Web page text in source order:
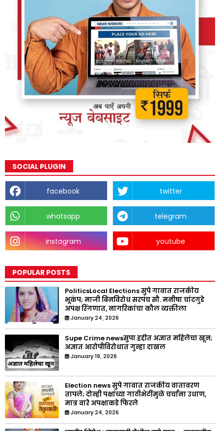
SOCIAL PLUGIN
facebook twitter
whatsapp telegram
instagram youtube
POPULAR POSTS
PoliticsLocal Elections सुपे गावात राजकीय
भूकंप; माजी बिनविरोध सरपंच सौ. मनीषा चांदगुडे
अपक्ष रिंगणात, नागरिकांचा कौल व्यक्तीला
January 24, 2026
Supe Crime newsसुपा हद्दीत अज्ञात महिलेचा खून;
अज्ञात आरोपीविरोधात गुन्हा दाखल
January 19, 2026
Election news सुपे गावात राजकीय वातावरण
तापले; दोन्ही पक्षांच्या गाठीभेटींमुळे चर्चांना उधाण,
मात्र वारे अपक्षाकडे फिरले
January 24, 2026